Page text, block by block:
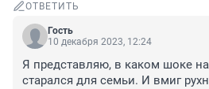
ОТВЕТИТЬ
Гость
10 декабря 2023, 12:24
Я представляю, в каком шоке
старался для семьи. И вмиг